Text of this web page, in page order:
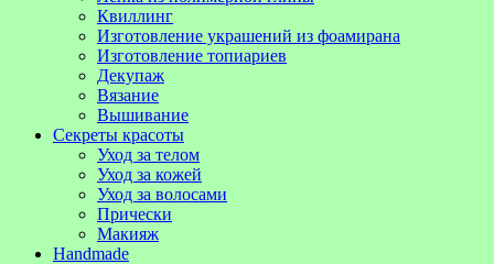
Квиллинг
Изготовление украшений из фоамирана
Изготовление топиариев
Декупаж
Вязание
Вышивание
Секреты красоты
Уход за телом
Уход за кожей
Уход за волосами
Прически
Макияж
Handmade